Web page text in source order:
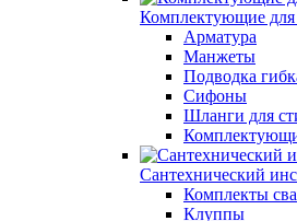
Комплектующие для
Арматура
Манжеты
Подводка
Сифоны
Шланги для
Сантехнический
Комплекты
Клуппы